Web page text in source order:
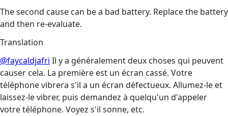
The second cause can be a bad battery. Replace the battery
and then re-evaluate.
Translation
@faycaldjafri Il y a généralement deux choses qui peuvent
causer cela. La première est un écran cassé. Votre
téléphone vibrera s'il a un écran défectueux. Allumez-le et
laissez-le vibrer, puis demandez à quelqu'un d'appeler
votre téléphone. Voyez s'il sonne, etc.